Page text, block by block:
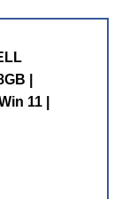
|
11 |